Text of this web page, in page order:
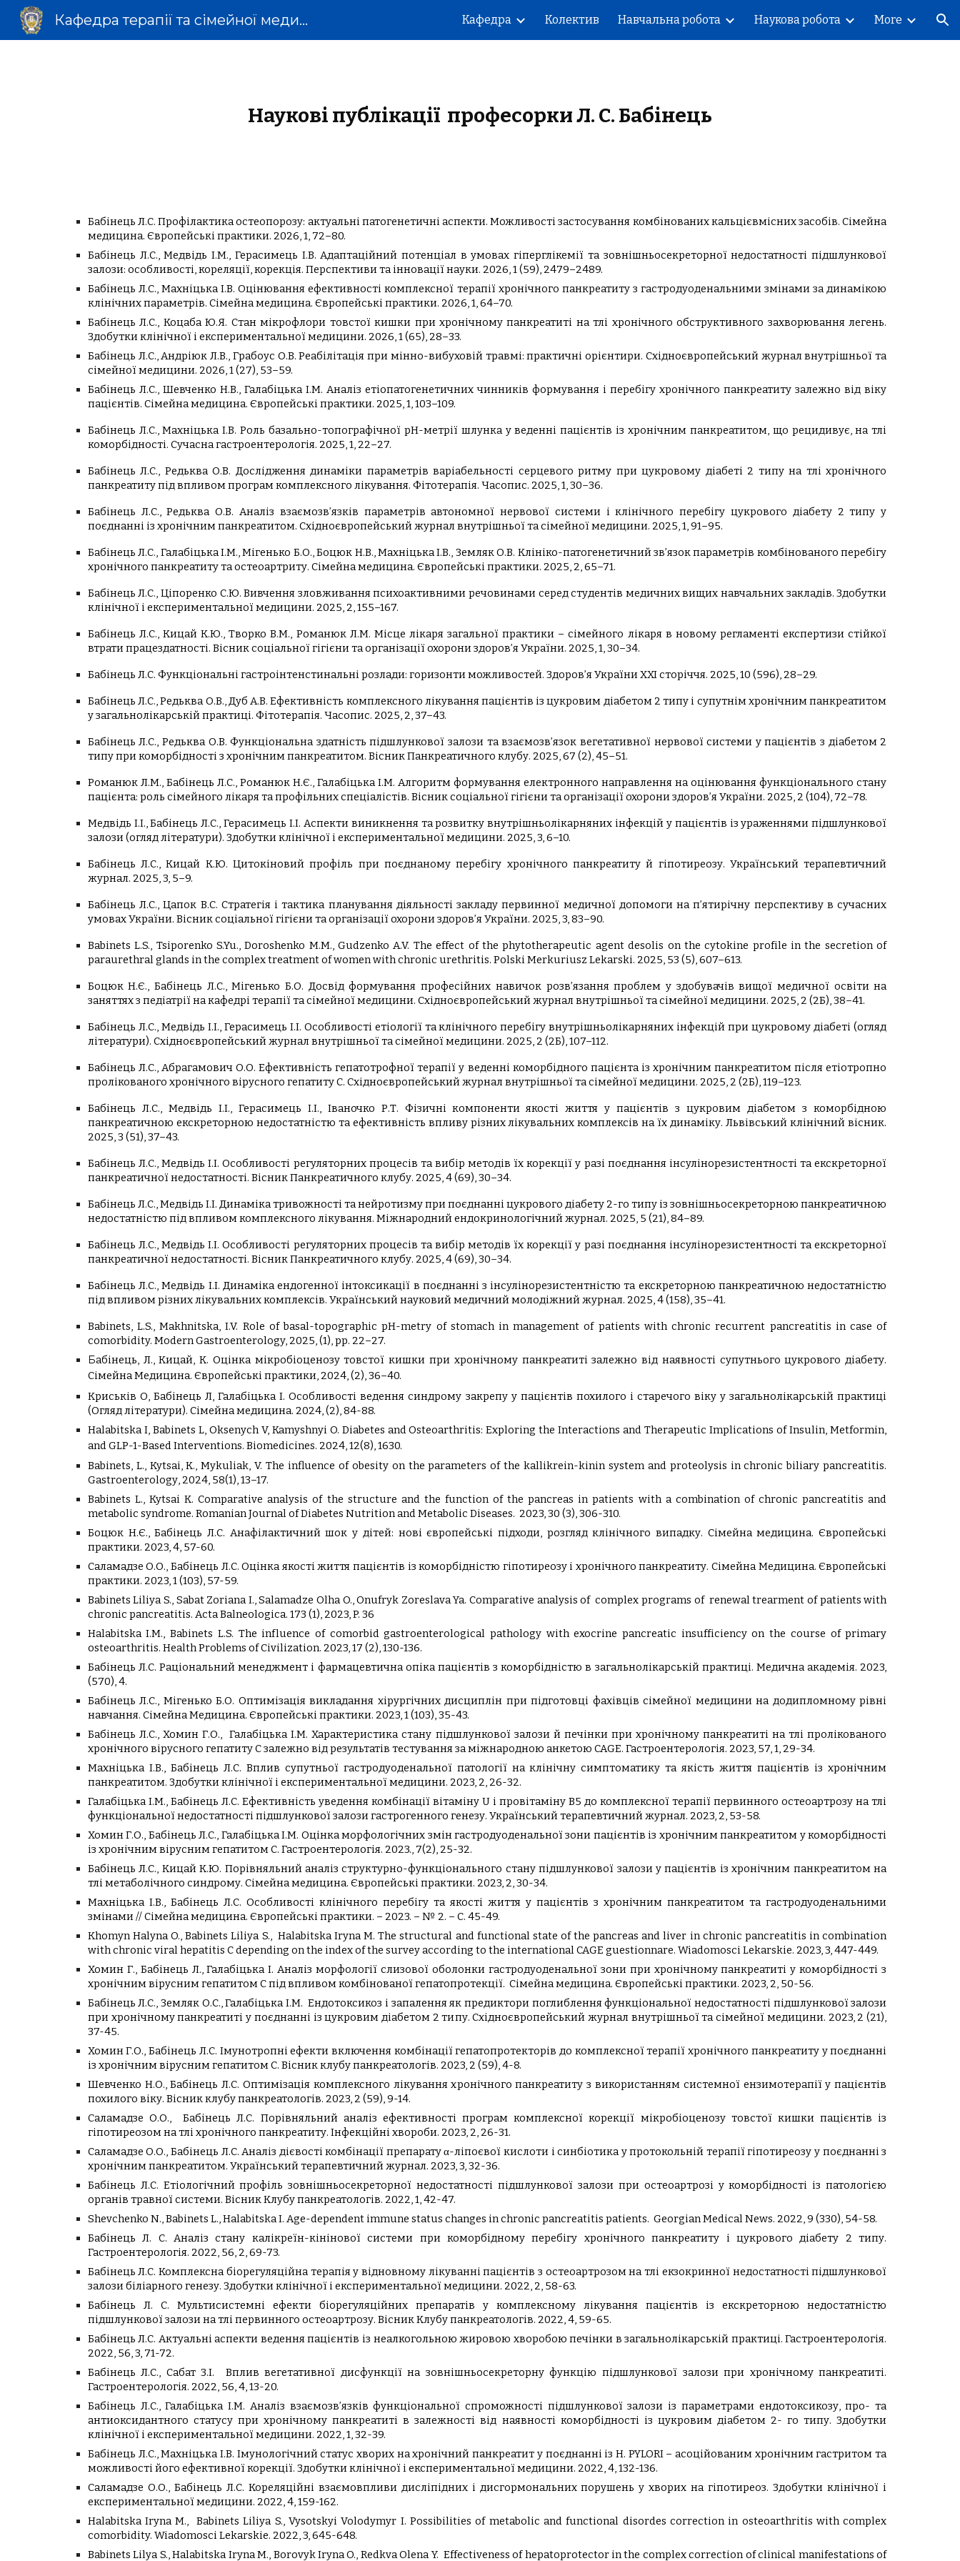
Skip to navigation
Кафедра терапії та сімейної медицини Кафедра Колектив Навчальна робота Наукова робота More
Наукові публікації професорки Л. С. Бабінець
Бабінець Л.С. Профілактика остеопорозу: актуальні патогенетичні аспекти. Можливості застосування комбінованих кальцієвмісних засобів. Сімейна
медицина. Європейські практики. 2026, 1, 72–80.
Бабінець Л.С., Медвідь І.М., Герасимець І.В. Адаптаційний потенціал в умовах гіперглікемії та зовнішньосекреторної недостатності підшлункової
залози: особливості, кореляції, корекція. Перспективи та інновації науки. 2026, 1 (59), 2479–2489.
Бабінець Л.С., Махніцька І.В. Оцінювання ефективності комплексної терапії хронічного панкреатиту з гастродуоденальними змінами за динамікою
клінічних параметрів. Сімейна медицина. Європейські практики. 2026, 1, 64–70.
Бабінець Л.С., Коцаба Ю.Я. Стан мікрофлори товстої кишки при хронічному панкреатиті на тлі хронічного обструктивного захворювання легень.
Здобутки клінічної і експериментальної медицини. 2026, 1 (65), 28–33.
Бабінець Л.С., Андріюк Л.В., Грабоус О.В. Реабілітація при мінно-вибуховій травмі: практичні орієнтири. Східноєвропейський журнал внутрішньої та
сімейної медицини. 2026, 1 (27), 53–59.
Бабінець Л.С., Шевченко Н.В., Галабіцька І.М. Аналіз етіопатогенетичних чинників формування і перебігу хронічного панкреатиту залежно від віку
пацієнтів. Сімейна медицина. Європейські практики. 2025, 1, 103–109.
Бабінець Л.С., Махніцька І.В. Роль базально-топографічної рН-метрії шлунка у веденні пацієнтів із хронічним панкреатитом, що рецидивує, на тлі
коморбідності. Сучасна гастроентерологія. 2025, 1, 22–27.
Бабінець Л.С., Редьква О.В. Дослідження динаміки параметрів варіабельності серцевого ритму при цукровому діабеті 2 типу на тлі хронічного
панкреатиту під впливом програм комплексного лікування. Фітотерапія. Часопис. 2025, 1, 30–36.
Бабінець Л.С., Редьква О.В. Аналіз взаємозв’язків параметрів автономної нервової системи і клінічного перебігу цукрового діабету 2 типу у
поєднанні із хронічним панкреатитом. Східноєвропейський журнал внутрішньої та сімейної медицини. 2025, 1, 91–95.
Бабінець Л.С., Галабіцька І.М., Мігенько Б.О., Боцюк Н.В., Махніцька І.В., Земляк О.В. Клініко-патогенетичний зв’язок параметрів комбінованого перебігу
хронічного панкреатиту та остеоартриту. Сімейна медицина. Європейські практики. 2025, 2, 65–71.
Бабінець Л.С., Ціпоренко С.Ю. Вивчення зловживання психоактивними речовинами серед студентів медичних вищих навчальних закладів. Здобутки
клінічної і експериментальної медицини. 2025, 2, 155–167.
Бабінець Л.С., Кицай К.Ю., Творко В.М., Романюк Л.М. Місце лікаря загальної практики – сімейного лікаря в новому регламенті експертизи стійкої
втрати працездатності. Вісник соціальної гігієни та організації охорони здоров’я України. 2025, 1, 30–34.
Бабінець Л.С. Функціональні гастроінтенстинальні розлади: горизонти можливостей. Здоров’я України XXI сторіччя. 2025, 10 (596), 28–29.
Бабінець Л.С., Редьква О.В., Дуб А.В. Ефективність комплексного лікування пацієнтів із цукровим діабетом 2 типу і супутнім хронічним панкреатитом
у загальнолікарській практиці. Фітотерапія. Часопис. 2025, 2, 37–43.
Бабінець Л.С., Редьква О.В. Функціональна здатність підшлункової залози та взаємозв’язок вегетативної нервової системи у пацієнтів з діабетом 2
типу при коморбідності з хронічним панкреатитом. Вісник Панкреатичного клубу. 2025, 67 (2), 45–51.
Романюк Л.М., Бабінець Л.С., Романюк Н.Є., Галабіцька І.М. Алгоритм формування електронного направлення на оцінювання функціонального стану
пацієнта: роль сімейного лікаря та профільних спеціалістів. Вісник соціальної гігієни та організації охорони здоров’я України. 2025, 2 (104), 72–78.
Медвідь І.І., Бабінець Л.С., Герасимець І.І. Аспекти виникнення та розвитку внутрішньолікарняних інфекцій у пацієнтів із ураженнями підшлункової
залози (огляд літератури). Здобутки клінічної і експериментальної медицини. 2025, 3, 6–10.
Бабінець Л.С., Кицай К.Ю. Цитокіновий профіль при поєднаному перебігу хронічного панкреатиту й гіпотиреозу. Український терапевтичний
журнал. 2025, 3, 5–9.
Бабінець Л.С., Цапок В.С. Стратегія і тактика планування діяльності закладу первинної медичної допомоги на п’ятирічну перспективу в сучасних
умовах України. Вісник соціальної гігієни та організації охорони здоров’я України. 2025, 3, 83–90.
Babinets L.S., Tsiporenko S.Yu., Doroshenko M.M., Gudzenko A.V. The effect of the phytotherapeutic agent desolis on the cytokine profile in the secretion of
paraurethral glands in the complex treatment of women with chronic urethritis. Polski Merkuriusz Lekarski. 2025, 53 (5), 607–613.
Боцюк Н.Є., Бабінець Л.С., Мігенько Б.О. Досвід формування професійних навичок розв’язання проблем у здобувачів вищої медичної освіти на
заняттях з педіатрії на кафедрі терапії та сімейної медицини. Східноєвропейський журнал внутрішньої та сімейної медицини. 2025, 2 (2Б), 38–41.
Бабінець Л.С., Медвідь І.І., Герасимець І.І. Особливості етіології та клінічного перебігу внутрішньолікарняних інфекцій при цукровому діабеті (огляд
літератури). Східноєвропейський журнал внутрішньої та сімейної медицини. 2025, 2 (2Б), 107–112.
Бабінець Л.С., Абрагамович О.О. Ефективність гепатотрофної терапії у веденні коморбідного пацієнта із хронічним панкреатитом після етіотропно
пролікованого хронічного вірусного гепатиту С. Східноєвропейський журнал внутрішньої та сімейної медицини. 2025, 2 (2Б), 119–123.
Бабінець Л.С., Медвідь І.І., Герасимець І.І., Іваночко Р.Т. Фізичні компоненти якості життя у пацієнтів з цукровим діабетом з коморбідною
панкреатичною екскреторною недостатністю та ефективність впливу різних лікувальних комплексів на їх динаміку. Львівський клінічний вісник.
2025, 3 (51), 37–43.
Бабінець Л.С., Медвідь І.І. Особливості регуляторних процесів та вибір методів їх корекції у разі поєднання інсулінорезистентності та екскреторної
панкреатичної недостатності. Вісник Панкреатичного клубу. 2025, 4 (69), 30–34.
Бабінець Л.С., Медвідь І.І. Динаміка тривожності та нейротизму при поєднанні цукрового діабету 2-го типу із зовнішньосекреторною панкреатичною
недостатністю під впливом комплексного лікування. Міжнародний ендокринологічний журнал. 2025, 5 (21), 84–89.
Бабінець Л.С., Медвідь І.І. Особливості регуляторних процесів та вибір методів їх корекції у разі поєднання інсулінорезистентності та екскреторної
панкреатичної недостатності. Вісник Панкреатичного клубу. 2025, 4 (69), 30–34.
Бабінець Л.С., Медвідь І.І. Динаміка ендогенної інтоксикації в поєднанні з інсулінорезистентністю та екскреторною панкреатичною недостатністю
під впливом різних лікувальних комплексів. Український науковий медичний молодіжний журнал. 2025, 4 (158), 35–41.
Babinets, L.S., Makhnitska, I.V. Role of basal-topographic pH-metry of stomach in management of patients with chronic recurrent pancreatitis in case of
comorbidity. Modern Gastroenterology, 2025, (1), pp. 22–27.
Бабінець, Л., Кицай, К. Оцінка мікробіоценозу товстої кишки при хронічному панкреатиті залежно від наявності супутнього цукрового діабету.
Сімейна Медицина. Європейські практики, 2024, (2), 36–40.
Криськів О, Бабінець Л, Галабіцька І. Особливості ведення синдрому закрепу у пацієнтів похилого і старечого віку у загальнолікарській практиці
(Огляд літератури). Сімейна медицина. 2024, (2), 84-88.
Halabitska I, Babinets L, Oksenych V, Kamyshnyi O. Diabetes and Osteoarthritis: Exploring the Interactions and Therapeutic Implications of Insulin, Metformin,
and GLP-1-Based Interventions. Biomedicines. 2024, 12(8), 1630.
Babinets, L., Kytsai, K., Mykuliak, V. The influence of obesity on the parameters of the kallikrein-kinin system and proteolysis in chronic biliary pancreatitis.
Gastroenterology, 2024, 58(1), 13–17.
Вabinets L., Kytsai K. Comparative analysis of the structure and the function of the pancreas in patients with a combination of chronic pancreatitis and
metabolic syndrome. Romanian Journal of Diabetes Nutrition and Metabolic Diseases. 2023, 30 (3), 306-310.
Боцюк Н.Є., Бабінець Л.С. Анафілактичний шок у дітей: нові європейські підходи, розгляд клінічного випадку. Сімейна медицина. Європейські
практики. 2023, 4, 57-60.
Саламадзе О.О., Бабінець Л.С. Оцінка якості життя пацієнтів із коморбідністю гіпотиреозу і хронічного панкреатиту. Сімейна Медицина. Європейські
практики. 2023, 1 (103), 57-59.
Babinets Liliya S., Sabat Zoriana I., Salamadze Olha O., Onufryk Zoreslava Ya. Comparative analysis of complex programs of renewal trearment of patients with
chronic pancreatitis. Acta Balneologica. 173 (1), 2023, P. 36
Halabitska I.M., Babinets L.S. The influence of comorbid gastroenterological pathology with exocrine pancreatic insufficiency on the course of primary
osteoarthritis. Health Problems of Civilization. 2023, 17 (2), 130-136.
Бабінець Л.С. Раціональний менеджмент і фармацевтична опіка пацієнтів з коморбідністю в загальнолікарській практиці. Медична академія. 2023,
(570), 4.
Бабінець Л.С., Мігенько Б.О. Оптимізація викладання хірургічних дисциплін при підготовці фахівців сімейної медицини на додипломному рівні
навчання. Сімейна Медицина. Європейські практики. 2023, 1 (103), 35-43.
Бабінець Л.С., Хомин Г.О., Галабіцька І.М. Характеристика стану підшлункової залози й печінки при хронічному панкреатиті на тлі пролікованого
хронічного вірусного гепатиту С залежно від результатів тестування за міжнародною анкетою CAGE. Гастроентерологія. 2023, 57, 1, 29-34.
Махніцька І.В., Бабінець Л.С. Вплив супутньої гастродуоденальної патології на клінічну симптоматику та якість життя пацієнтів із хронічним
панкреатитом. Здобутки клінічної і експериментальної медицини. 2023, 2, 26-32.
Галабіцька І.М., Бабінець Л.С. Ефективність уведення комбінації вітаміну U і провітаміну В5 до комплексної терапії первинного остеоартрозу на тлі
функціональної недостатності підшлункової залози гастрогенного генезу. Український терапевтичний журнал. 2023, 2, 53-58.
Хомин Г.О., Бабінець Л.С., Галабіцька І.М. Оцінка морфологічних змін гастродуоденальної зони пацієнтів із хронічним панкреатитом у коморбідності
із хронічним вірусним гепатитом С. Гастроентерологія. 2023., 7(2), 25-32.
Бабінець Л.С., Кицай К.Ю. Порівняльний аналіз структурно-функціонального стану підшлункової залози у пацієнтів із хронічним панкреатитом на
тлі метаболічного синдрому. Сімейна медицина. Європейські практики. 2023, 2, 30-34.
Махніцька І.В., Бабінець Л.С. Особливості клінічного перебігу та якості життя у пацієнтів з хронічним панкреатитом та гастродуоденальними
змінами // Сімейна медицина. Європейські практики. – 2023. – № 2. – С. 45-49.
Khomyn Halyna O., Babinets Liliya S., Halabitska Iryna M. The structural and functional state of the pancreas and liver in chronic pancreatitis in combination
with chronic viral hepatitis C depending on the index of the survey according to the international CAGE guestionnare. Wiadomosci Lekarskie. 2023, 3, 447-449.
Хомин Г., Бабінець Л., Галабіцька І. Аналіз морфології слизової оболонки гастродуоденальної зони при хронічному панкреатиті у коморбідності з
хронічним вірусним гепатитом С під впливом комбінованої гепатопротекції. Сімейна медицина. Європейські практики. 2023, 2, 50-56.
Бабінець Л.С., Земляк О.С., Галабіцька І.М. Ендотоксикоз і запалення як предиктори поглиблення функціональної недостатності підшлункової залози
при хронічному панкреатиті у поєднанні із цукровим діабетом 2 типу. Східноєвропейський журнал внутрішньої та сімейної медицини. 2023, 2 (21),
37-45.
Хомин Г.О., Бабінець Л.С. Імунотропні ефекти включення комбінації гепатопротекторів до комплексної терапії хронічного панкреатиту у поєднанні
із хронічним вірусним гепатитом С. Вісник клубу панкреатологів. 2023, 2 (59), 4-8.
Шевченко Н.О., Бабінець Л.С. Оптимізація комплексного лікування хронічного панкреатиту з використанням системної ензимотерапії у пацієнтів
похилого віку. Вісник клубу панкреатологів. 2023, 2 (59), 9-14.
Саламадзе О.О., Бабінець Л.С. Порівняльний аналіз ефективності програм комплексної корекції мікробіоценозу товстої кишки пацієнтів із
гіпотиреозом на тлі хронічного панкреатиту. Інфекційні хвороби. 2023, 2, 26-31.
Саламадзе О.О., Бабінець Л.С. Аналіз дієвості комбінації препарату α-ліпоєвої кислоти і синбіотика у протокольній терапії гіпотиреозу у поєднанні з
хронічним панкреатитом. Український терапевтичний журнал. 2023, 3, 32-36.
Бабінець Л.С. Етіологічний профіль зовнішньосекреторної недостатності підшлункової залози при остеоартрозі у коморбідності із патологією
органів травної системи. Вісник Клубу панкреатологів. 2022, 1, 42-47.
Shevchenko N., Babinets L., Halabitska I. Age-dependent immune status changes in chronic pancreatitis patients. Georgian Medical News. 2022, 9 (330), 54-58.
Бабінець Л. С. Аналіз стану калікреїн-кінінової системи при коморбідному перебігу хронічного панкреатиту і цукрового діабету 2 типу.
Гастроентерологія. 2022, 56, 2, 69-73.
Бабінець Л.С. Комплексна біорегуляційна терапія у відновному лікуванні пацієнтів з остеоартрозом на тлі екзокринної недостатності підшлункової
залози біліарного генезу. Здобутки клінічної i експериментальної медицини. 2022, 2, 58-63.
Бабінець Л. С. Мультисистемні ефекти біорегуляційних препаратів у комплексному лікування пацієнтів із екскреторною недостатністю
підшлункової залози на тлі первинного остеоартрозу. Вісник Клубу панкреатологів. 2022, 4, 59-65.
Бабінець Л.С. Актуальні аспекти ведення пацієнтів із неалкогольною жировою хворобою печінки в загальнолікарській практиці. Гастроентерологія.
2022, 56, 3, 71-72.
Бабінець Л.С., Сабат З.І. Вплив вегетативної дисфункції на зовнішньосекреторну функцію підшлункової залози при хронічному панкреатиті.
Гастроентерологія. 2022, 56, 4, 13-20.
Бабінець Л.С., Галабіцька І.М. Аналіз взаємозв’язків функціональної спроможності підшлункової залози із параметрами ендотоксикозу, про- та
антиоксидантного статусу при хронічному панкреатиті в залежності від наявності коморбідності із цукровим діабетом 2- го типу. Здобутки
клінічної і експериментальної медицини. 2022, 1, 32-39.
Бабінець Л.С., Махніцька І.В. Імунологічний статус хворих на хронічний панкреатит у поєднанні із H. PYLORI – асоційованим хронічним гастритом та
можливості його ефективної корекції. Здобутки клінічної і експериментальної медицини. 2022, 4, 132-136.
Саламадзе О.О., Бабінець Л.С. Кореляційні взаємовпливи дисліпідних і дисгормональних порушень у хворих на гіпотиреоз. Здобутки клінічної і
експериментальної медицини. 2022, 4, 159-162.
Halabitska Iryna M., Babinets Liliya S., Vysotskyi Volodymyr I. Possibilities of metabolic and functional disordes correction in osteoarthritis with complex
comorbidity. Wiadomosci Lekarskie. 2022, 3, 645-648.
Babinets Lilya S., Halabitska Iryna M., Borovyk Iryna O., Redkva Olena Y. Effectiveness of hepatoprotector in the complex correction of clinical manifestations of